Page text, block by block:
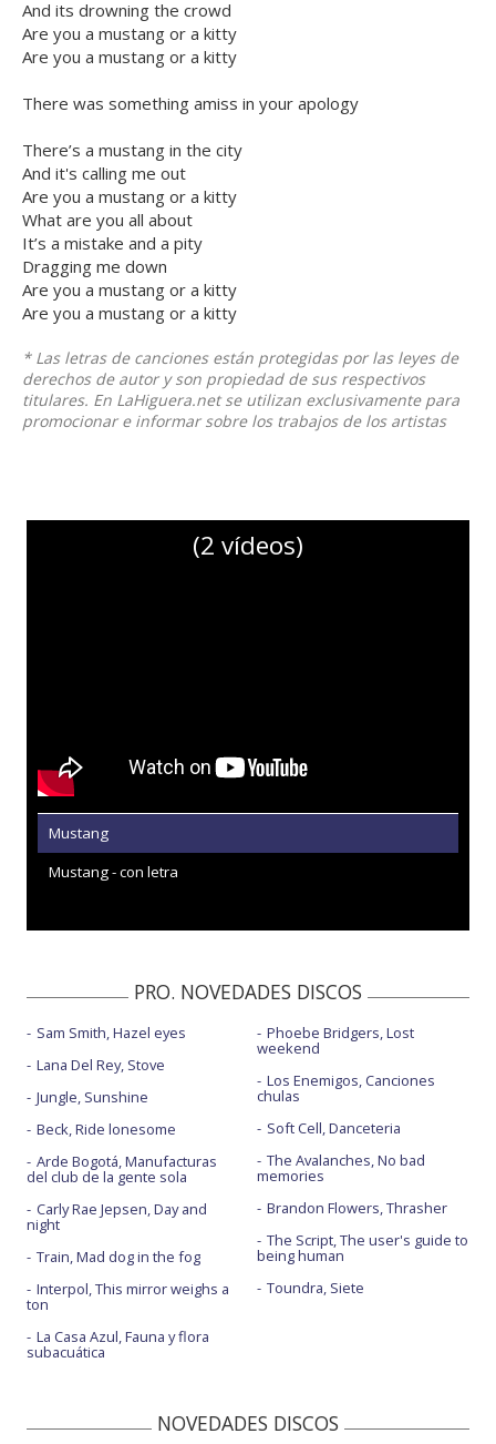
And its drowning the crowd
Are you a mustang or a kitty
Are you a mustang or a kitty
There was something amiss in your apology
There’s a mustang in the city
And it's calling me out
Are you a mustang or a kitty
What are you all about
It’s a mistake and a pity
Dragging me down
Are you a mustang or a kitty
Are you a mustang or a kitty
* Las letras de canciones están protegidas por las leyes de
derechos de autor y son propiedad de sus respectivos
titulares. En LaHiguera.net se utilizan exclusivamente para
promocionar e informar sobre los trabajos de los artistas
(2 vídeos)
Mustang
Mustang - con letra
PRO. NOVEDADES DISCOS
Sam Smith, Hazel eyes
Lana Del Rey, Stove
Jungle, Sunshine
Beck, Ride lonesome
Arde Bogotá, Manufacturas
del club de la gente sola
Carly Rae Jepsen, Day and
night
Train, Mad dog in the fog
Interpol, This mirror weighs a
ton
La Casa Azul, Fauna y flora
subacuática
Phoebe Bridgers, Lost
weekend
Los Enemigos, Canciones
chulas
Soft Cell, Danceteria
The Avalanches, No bad
memories
Brandon Flowers, Thrasher
The Script, The user's guide to
being human
Toundra, Siete
NOVEDADES DISCOS